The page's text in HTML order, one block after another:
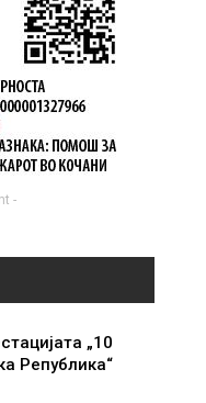
-
„10
Република“